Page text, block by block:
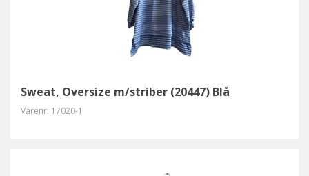
Sweat, Oversize m/striber (20447) Blå
Varenr. 17020-1